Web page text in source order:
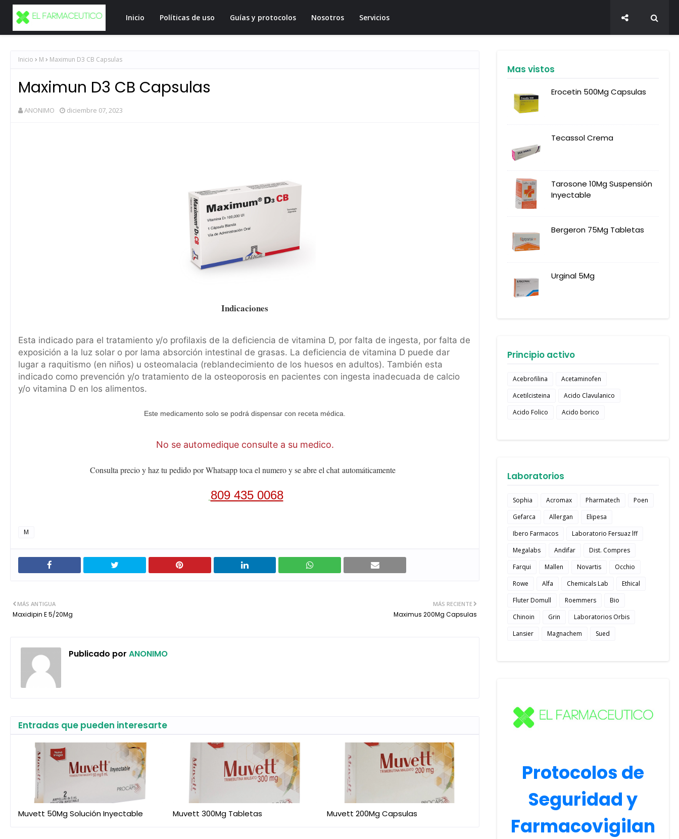
Inicio Políticas de uso Guías y protocolos Nosotros Servicios
Inicio M Maximun D3 CB Capsulas
Maximun D3 CB Capsulas
ANONIMO diciembre 07, 2023
Indicaciones
Esta indicado para el tratamiento y/o profilaxis de la deficiencia de vitamina D, por falta de ingesta, por falta de
exposición a la luz solar o por lama absorción intestinal de grasas. La deficiencia de vitamina D puede dar
lugar a raquitismo (en niños) u osteomalacia (reblandecimiento de los huesos en adultos). También esta
indicado como prevención y/o tratamiento de la osteoporosis en pacientes con ingesta inadecuada de calcio
y/o vitamina D en los alimentos.
Este medicamento solo se podrá dispensar con receta médica.
No se automedique consulte a su medico.
Consulta precio y haz tu pedido por Whatsapp toca el numero y se abre el chatautomáticamente
809 435 0068
M
MÁS RECIENTE
Maximus 200Mg Capsulas
MÁS ANTIGUA
Maxidipin E 5/20Mg
Publicado por ANONIMO
Entradas que pueden interesarte
Muvett 50Mg Solución Inyectable Muvett 300Mg Tabletas Muvett 200Mg Capsulas
Mas vistos
Erocetin 500Mg Capsulas
Tecassol Crema
Tarosone 10Mg Suspensión
Inyectable
Bergeron 75Mg Tabletas
Urginal 5Mg
Principio activo
Acebrofilina
Acetaminofen
Acetilcisteina
Acido Clavulanico
Acido Folico
Acido borico
Laboratorios
Sophia Acromax Pharmatech
Poen
Gefarca
Allergan
Elipesa
Ibero Farmacos
Laboratorio Fersuaz lff
Megalabs
Andifar
Dist. Compres
Farqui
Mallen Novartis
Occhio
Rowe
Alfa Chemicals Lab
Ethical
Fluter Domull
Roemmers
Bio
Chinoin
Grin
Laboratorios Orbis
Lansier
Magnachem Sued
Protocolos de
Seguridad y
Farmacovigilan